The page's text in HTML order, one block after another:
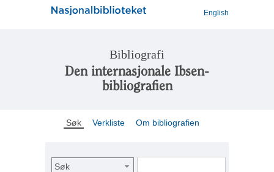
English
Bibliografi
Den internasjonale Ibsen-
bibliografien
Søk Verkliste Om bibliografien
Søk